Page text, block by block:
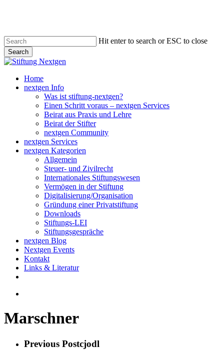
content
Hit enter to search or ESC to close
Search
Close
search
Menu
Home
nextgen Info
Was ist stiftung-nextgen?
Einen Schritt voraus – nextgen Services
Beirat aus Praxis und Lehre
Beirat der Stifter
nextgen Community
nextgen Services
nextgen Kategorien
Allgemein
Steuer- und Zivilrecht
Internationales Stiftungswesen
Vermögen in der Stiftung
Digitalisierung/Organisation
Gründung einer Privatstiftung
Downloads
Stiftungs-LEI
Stiftungsgespräche
nextgen Blog
Nextgen Events
Kontakt
Links & Literatur
Marschner
Previous Postcjodl